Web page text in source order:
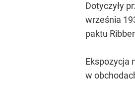
Dotyczyły
września
paktu
Ekspozycja
w